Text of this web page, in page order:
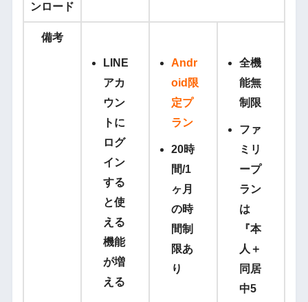
ンロード
備考
LINE
アカ
ウン
トに
ログ
イン
する
と使
える
機能
が増
える
Andr
oid限
定プ
ラン
20時
間/1
ヶ月
の時
間制
限あ
り
全機
能無
制限
ファ
ミリ
ープ
ラン
は
『本
人＋
同居
中5